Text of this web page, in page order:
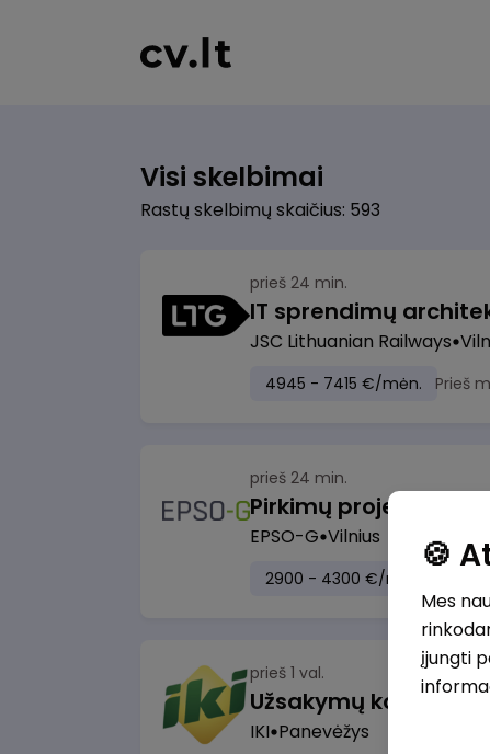
Visi skelbimai
Rastų skelbimų skaičius: 593
prieš 24 min.
IT sprendimų
JSC Lithuanian Railways
4945 - 7415 €/mėn. Prieš
prieš 24 min.
Pirkimų projektų
EPSO-G Vilnius
2900 - 4300 €/mėn.
prieš 1 val.
IKI Panevėžys
🍪
Mes
įjungti